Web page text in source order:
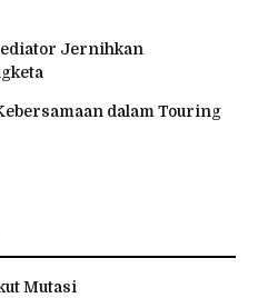
Jernihkan
dalam Touring
Mutasi